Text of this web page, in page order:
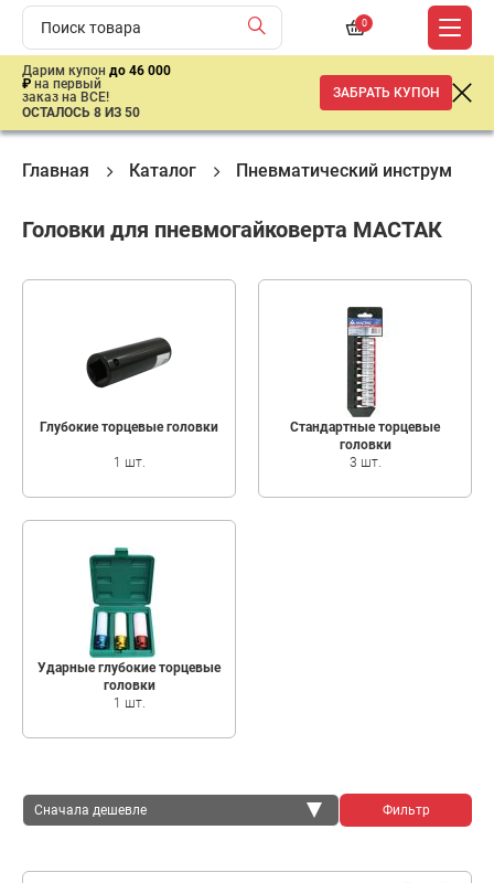
0
Дарим купон до 46 000
₽ на первый
заказ на ВСЕ!
ОСТАЛОСЬ 8 ИЗ 50
ЗАБРАТЬ КУПОН
Главная Каталог Пневматический инструмент
Головки для пневмогайковерта МАСТАК
Глубокие торцевые головки
1 шт.
Стандартные торцевые
головки
3 шт.
Ударные глубокие торцевые
головки
1 шт.
Сначала дешевле Фильтр